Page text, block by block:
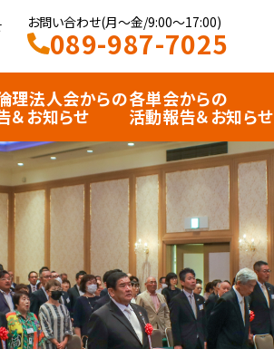
お問い合わせ(月〜金/9:00〜17:00)
089-987-7025
理法人会からの
＆お知らせ
各単会からの
活動報告＆お知らせ